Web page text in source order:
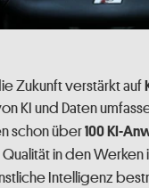
Zukunft verstärkt auf
KI und Daten
schon über100 KI-
in den Werken
Intelligenz